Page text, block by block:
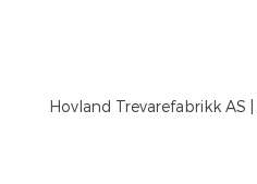
Hovland Trevarefabrikk AS